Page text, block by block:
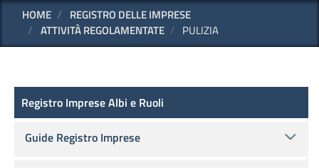
HOME
REGISTRO DELLE IMPRESE
ATTIVITÀ REGOLAMENTATE
PULIZIA
Registro delle Imprese
Registro Imprese Albi e Ruoli
Guide Registro Imprese